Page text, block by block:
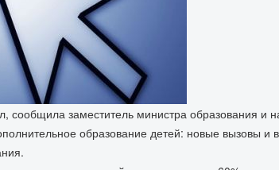
сообщила заместитель министра образования и
образование детей: новые вызовы и